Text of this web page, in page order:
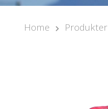
Home Produkter